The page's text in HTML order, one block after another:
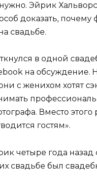
Эйрик
доказать, почему
свадьбе.
в одной
на обсуждение.
с женихом хотят
Вместо этого
гостям».
четыре года назад
свадьбе был